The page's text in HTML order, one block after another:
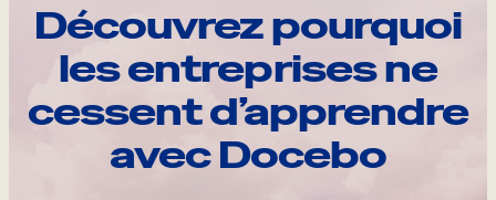
Découvrez pourquoi
les entreprises ne
cessent d’apprendre
avec Docebo